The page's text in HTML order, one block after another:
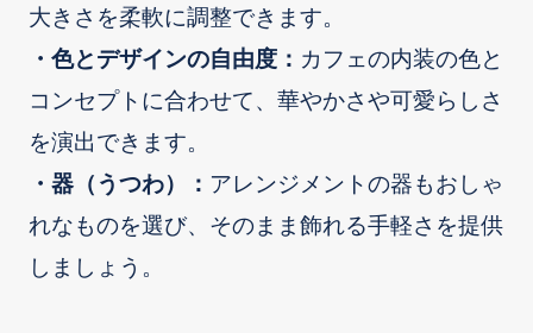
大きさを柔軟に調整できます。
・色とデザインの自由度： カフェの内装の色と
コンセプトに合わせて、華やかさや可愛らしさ
を演出できます。
・器（うつわ）： アレンジメントの器もおしゃ
れなものを選び、そのまま飾れる手軽さを提供
しましょう。